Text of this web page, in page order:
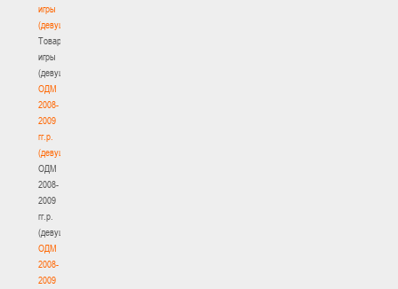
игры
(девушки)
Товарищеские
игры
(девушки)
ОДМ
2008-
2009
гг.р.
(девушки)
ОДМ
2008-
2009
гг.р.
(девушки)
ОДМ
2008-
2009